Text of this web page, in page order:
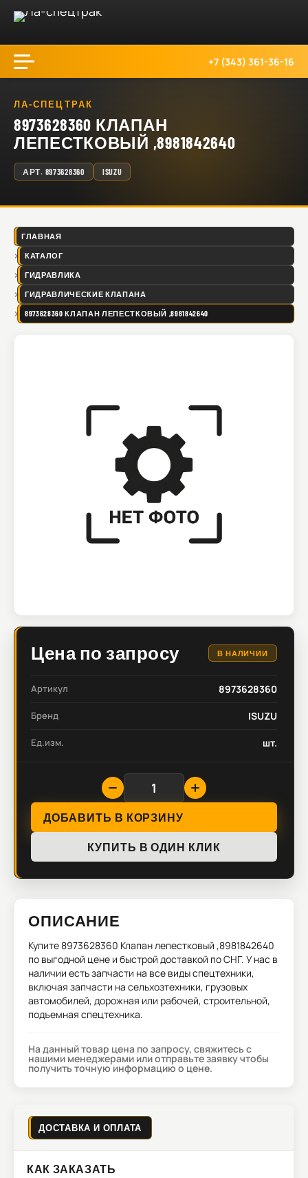
+7 (343) 361-36-16
ЛА-СПЕЦТРАК
8973628360 КЛАПАН
ЛЕПЕСТКОВЫЙ ,8981842640
АРТ. 8973628360 ISUZU
ГЛАВНАЯ
КАТАЛОГ
ГИДРАВЛИКА
ГИДРАВЛИЧЕСКИЕ КЛАПАНА
8973628360 КЛАПАН ЛЕПЕСТКОВЫЙ ,8981842640
Цена по запросу В НАЛИЧИИ
Артикул 8973628360
Бренд ISUZU
Ед.изм. шт.
ДОБАВИТЬ В КОРЗИНУ
КУПИТЬ В ОДИН КЛИК
ОПИСАНИЕ
Купите8973628360 Клапан лепестковый ,8981842640
по выгодной цене и быстрой доставкой по СНГ. У нас в
наличии есть запчасти на все виды спецтехники,
включая запчасти на сельхозтехники, грузовых
автомобилей, дорожная или рабочей, строительной,
подъемная спецтехника.
На данный товар цена по запросу, свяжитесь с
нашими менеджерами или отправьте заявку чтобы
получить точную информацию о цене.
ДОСТАВКА И ОПЛАТА
КАК ЗАКАЗАТЬ